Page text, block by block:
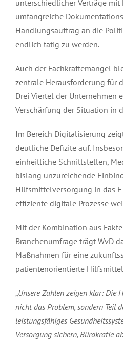
unterschiedlicher Verträge
umfangreiche
Handlungsauftrag an die
endlich tätig zu werden.
Auch der Fachkräftemangel
zentrale Herausforderung für
Drei Viertel der Unternehmen
Verschärfung der Situation in
Im Bereich Digitalisierung
deutliche Defizite auf.
einheitliche Schnittstellen,
bislang unzureichende
Hilfsmittelversorgung in das
effiziente digitale Prozesse
Mit der Kombination aus
Branchenumfrage trägt WvD
Maßnahmen für eine
patientenorientierte
„Unsere Zahlen zeigen klar: Die
nicht das Problem, sondern Teil
leistungsfähiges
Versorgung sichern, Bürokratie